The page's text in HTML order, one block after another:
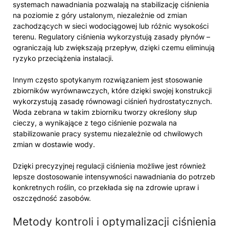
systemach nawadniania pozwalają na stabilizację ciśnienia
na poziomie z góry ustalonym, niezależnie od zmian
zachodzących w sieci wodociągowej lub różnic wysokości
terenu. Regulatory ciśnienia wykorzystują zasady płynów –
ograniczają lub zwiększają przepływ, dzięki czemu eliminują
ryzyko przeciążenia instalacji.
Innym często spotykanym rozwiązaniem jest stosowanie
zbiorników wyrównawczych, które dzięki swojej konstrukcji
wykorzystują zasadę równowagi ciśnień hydrostatycznych.
Woda zebrana w takim zbiorniku tworzy określony słup
cieczy, a wynikające z tego ciśnienie pozwala na
stabilizowanie pracy systemu niezależnie od chwilowych
zmian w dostawie wody.
Dzięki precyzyjnej regulacji ciśnienia możliwe jest również
lepsze dostosowanie intensywności nawadniania do potrzeb
konkretnych roślin, co przekłada się na zdrowie upraw i
oszczędność zasobów.
Metody kontroli i optymalizacji ciśnienia